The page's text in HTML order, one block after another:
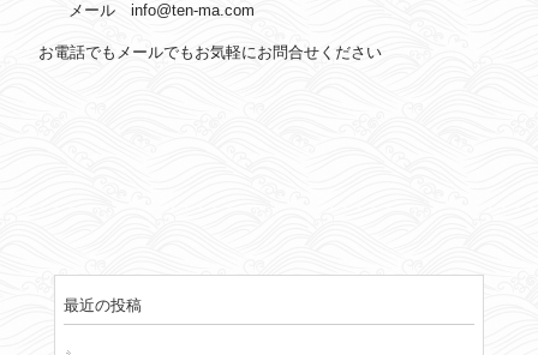
メール info@ten-ma.com
お電話でもメールでもお気軽にお問合せください
最近の投稿